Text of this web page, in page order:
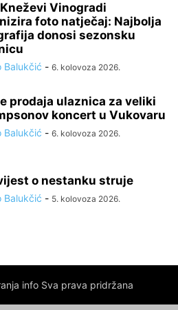
Kneževi Vinogradi
foto natječaj: Najbolja
donosi sezonsku
Balukčić - 6. kolovoza 2026.
prodaja ulaznica za veliki
koncert u Vukovaru
Balukčić - 6. kolovoza 2026.
o nestanku struje
Balukčić - 5. kolovoza 2026.
info Sva prava pridržana